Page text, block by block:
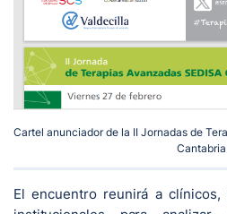
Cartel anunciador de la II Jornadas de
Cantabria
El encuentro reunirá a clínicos,